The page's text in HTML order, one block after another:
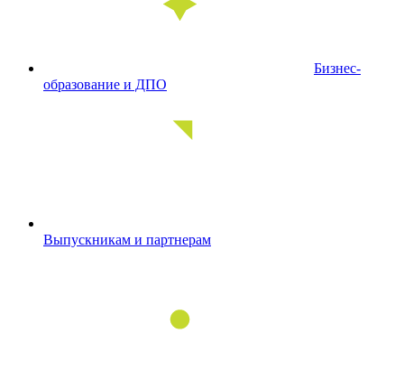
Бизнес-
образование и ДПО
Выпускникам и партнерам